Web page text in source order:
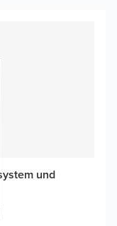
und